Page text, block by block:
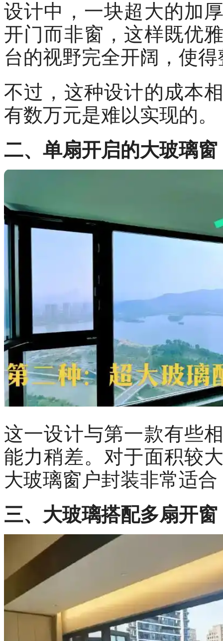
设计中，一块超大的加
开门而非窗，这样既优
台的视野完全开阔，使
不过，这种设计的成本
有数万元是难以实现的。
二、单扇开启的大玻璃窗
这一设计与第一款有些
能力稍差。对于面积较
大玻璃窗户封装非常适
三、大玻璃搭配多扇开窗